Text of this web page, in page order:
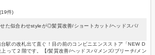
(19件)
た似合わせstyleが◎髪質改善/ショートカット/ヘッドスパ/
駅の改札出て直ぐ！目の前のコンビニエンスストア「NEW D
って２階です。【/髪質改善/ヘッドスパ/メンズ/ブリーチ/メン